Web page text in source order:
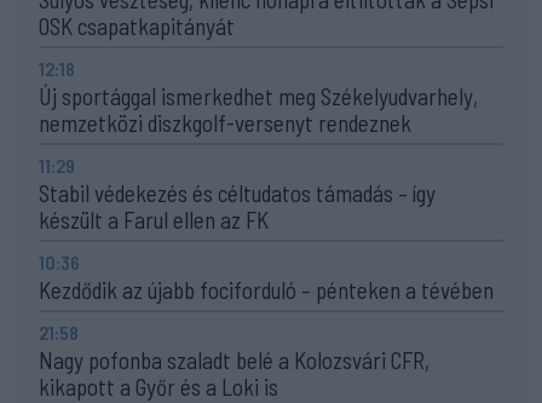
OSK csapatkapitányát
12:18
Új sportággal ismerkedhet meg Székelyudvarhely,
nemzetközi diszkgolf-versenyt rendeznek
11:29
Stabil védekezés és céltudatos támadás – így
készült a Farul ellen az FK
10:36
Kezdődik az újabb fociforduló – pénteken a tévében
21:58
Nagy pofonba szaladt belé a Kolozsvári CFR,
kikapott a Győr és a Loki is